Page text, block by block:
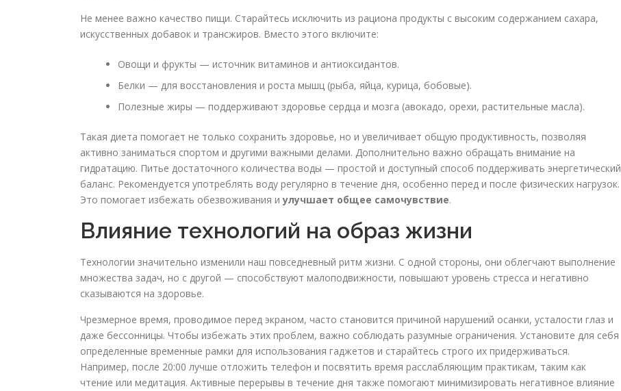
Не менее важно качество пищи. Старайтесь исключить из рациона продукты с высоким содержанием сахара,
искусственных добавок и трансжиров. Вместо этого включите:
Овощи и фрукты — источник витаминов и антиоксидантов.
Белки — для восстановления и роста мышц (рыба, яйца, курица, бобовые).
Полезные жиры — поддерживают здоровье сердца и мозга (авокадо, орехи, растительные масла).
Такая диета помогает не только сохранить здоровье, но и увеличивает общую продуктивность, позволяя
активно заниматься спортом и другими важными делами. Дополнительно важно обращать внимание на
гидратацию. Питье достаточного количества воды — простой и доступный способ поддерживать энергетический
баланс. Рекомендуется употреблять воду регулярно в течение дня, особенно перед и после физических нагрузок.
Это помогает избежать обезвоживания иулучшает общее самочувствие.
Влияние технологий на образ жизни
Технологии значительно изменили наш повседневный ритм жизни. С одной стороны, они облегчают выполнение
множества задач, но с другой — способствуют малоподвижности, повышают уровень стресса и негативно
сказываются на здоровье.
Чрезмерное время, проводимое перед экраном, часто становится причиной нарушений осанки, усталости глаз и
даже бессонницы. Чтобы избежать этих проблем, важно соблюдать разумные ограничения. Установите для себя
определенные временные рамки для использования гаджетов и старайтесь строго их придерживаться.
Например, после 20:00 лучше отложить телефон и посвятить время расслабляющим практикам, таким как
чтение или медитация. Активные перерывы в течение дня также помогают минимизировать негативное влияние